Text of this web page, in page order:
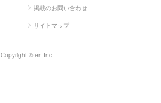
掲載のお問い合わせ
サイトマップ
Copyright © en Inc.